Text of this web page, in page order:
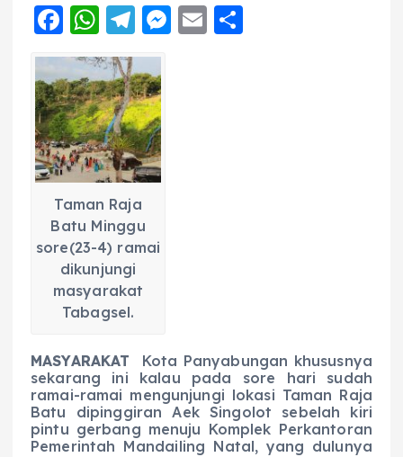
F
a
c
e
b
o
o
k
W
h
a
ts
A
p
p
T
el
e
g
r
a
m
M E
Taman Raja
Batu Minggu
sore(23-4) ramai
dikunjungi
masyarakat
Tabagsel.
MASYARAKAT
Kota Panyabungan khususnya
sekarang ini kalau pada sore hari sudah
ramai-ramai mengunjungi lokasi Taman Raja
Batu dipinggiran Aek Singolot sebelah kiri
pintu gerbang menuju Komplek Perkantoran
Pemerintah Mandailing Natal, yang dulunya